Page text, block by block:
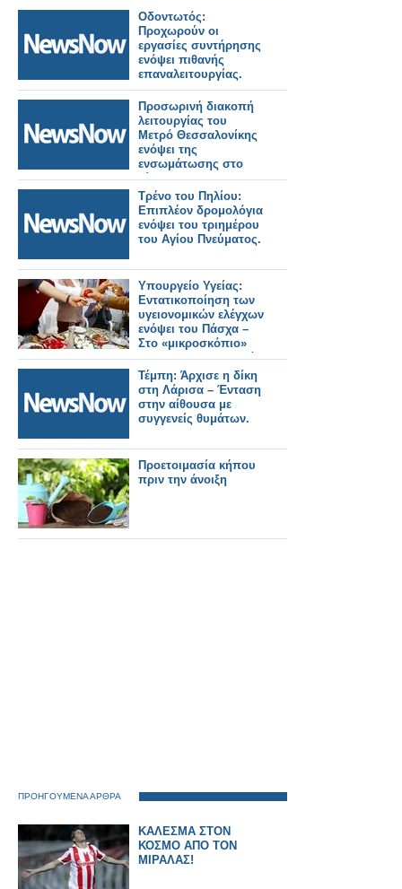
Οδοντωτός:
Προχωρούν οι
εργασίες συντήρησης
ενόψει πιθανής
επαναλειτουργίας.
Προσωρινή διακοπή
λειτουργίας του
Μετρό Θεσσαλονίκης
ενόψει της
ενσωμάτωσης στο
δίκτυο, της
επέκτασης προς την
Καλαμαριά –
Ενισχυμένο σχέδιο
μετακινήσεων από
τον ΟΑΣΘ
Τρένο του Πηλίου:
Επιπλέον δρομολόγια
ενόψει του τριημέρου
του Αγίου Πνεύματος.
Υπουργείο Υγείας:
Εντατικοποίηση των
υγειονομικών ελέγχων
ενόψει του Πάσχα –
Στο «μικροσκόπιο»
και τα σαρακοστιανά
Τέμπη: Άρχισε η δίκη
στη Λάρισα – Ένταση
στην αίθουσα με
συγγενείς θυμάτων.
Προετοιμασία κήπου
πριν την άνοιξη
ΠΡΟΗΓΟΥΜΕΝΑ ΑΡΘΡΑ
ΚΑΛΕΣΜΑ ΣΤΟΝ
ΚΟΣΜΟ ΑΠΟ ΤΟΝ
ΜΙΡΑΛΑΣ!